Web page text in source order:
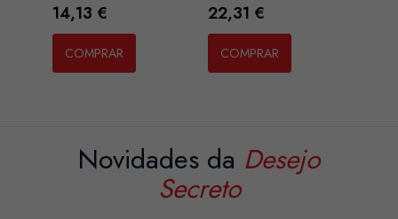
Preço
14,13 €
COMPRAR
Preço
22,31 €
COMPRAR
Novidades da Desejo
Secreto